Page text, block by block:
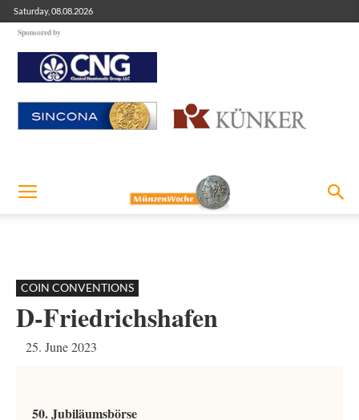
Saturday, 08.08.2026
Sponsored by
COIN CONVENTIONS
D-Friedrichshafen
25. June 2023
50. Jubiläumsbörse